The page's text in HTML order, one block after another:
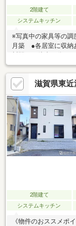
2階建て
システムキッチン
※写真中の家具等の調
月築 ●各居室に収
車４台可能（駐車台
道、汚水-本下水、雑
トイレ２ヶ所、ＩＨ
ン、複層ガラス、シ
インターホン、ディ
滋賀県東
2階建て
システムキッチン
《物件のおススメポ